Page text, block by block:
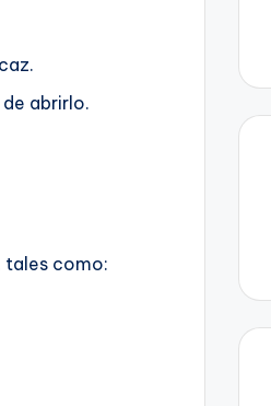
abrirlo.
tales como: